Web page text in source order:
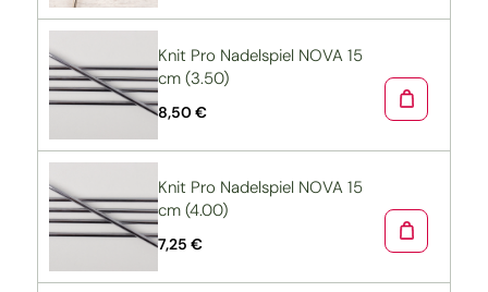
Knit Pro Nadelspiel NOVA 15
cm (3.50)
8,50 €
Knit Pro Nadelspiel NOVA 15
cm (4.00)
7,25 €